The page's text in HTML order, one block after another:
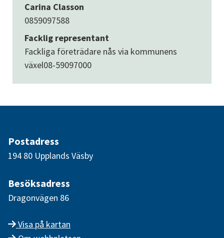
Carina Classon
0859097588
Facklig representant
Fackliga företrädare nås via kommunens
växel08-59097000
Postadress
194 80 Upplands Väsby
Besöksadress
Dragonvägen 86
Visa på kartan